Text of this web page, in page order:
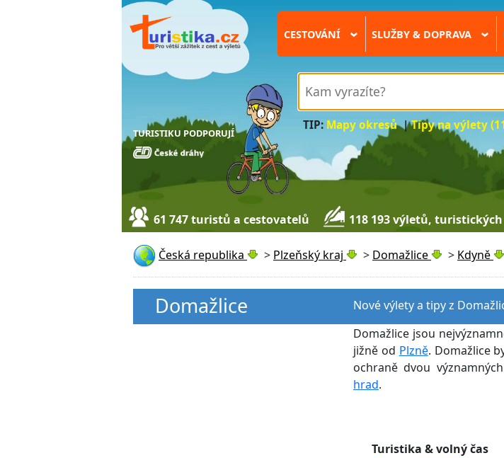
TURISTIKU PODPORUJÍ
CESTOVÁNÍ › SLUŽBY & DOPRAVA ›
TIP: Mapy okresů|Tipy na výlety
61 747 turistů a cestovatelů 118 193 výletů,
Česká republika > Plzeňský kraj > Domažlice > Kdyně
Domažlice
Nové výlety a tipy z
Domažlice jsou
jižně od Plzně. Domažlice
ochraně dvou
hrad.
Turistika & volný čas